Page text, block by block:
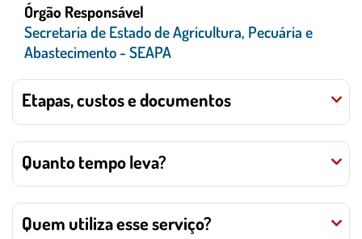
Órgão Responsável
Secretaria de Estado de Agricultura, Pecuária e
Abastecimento - SEAPA
Etapas, custos e documentos
Quanto tempo leva?
Quem utiliza esse serviço?